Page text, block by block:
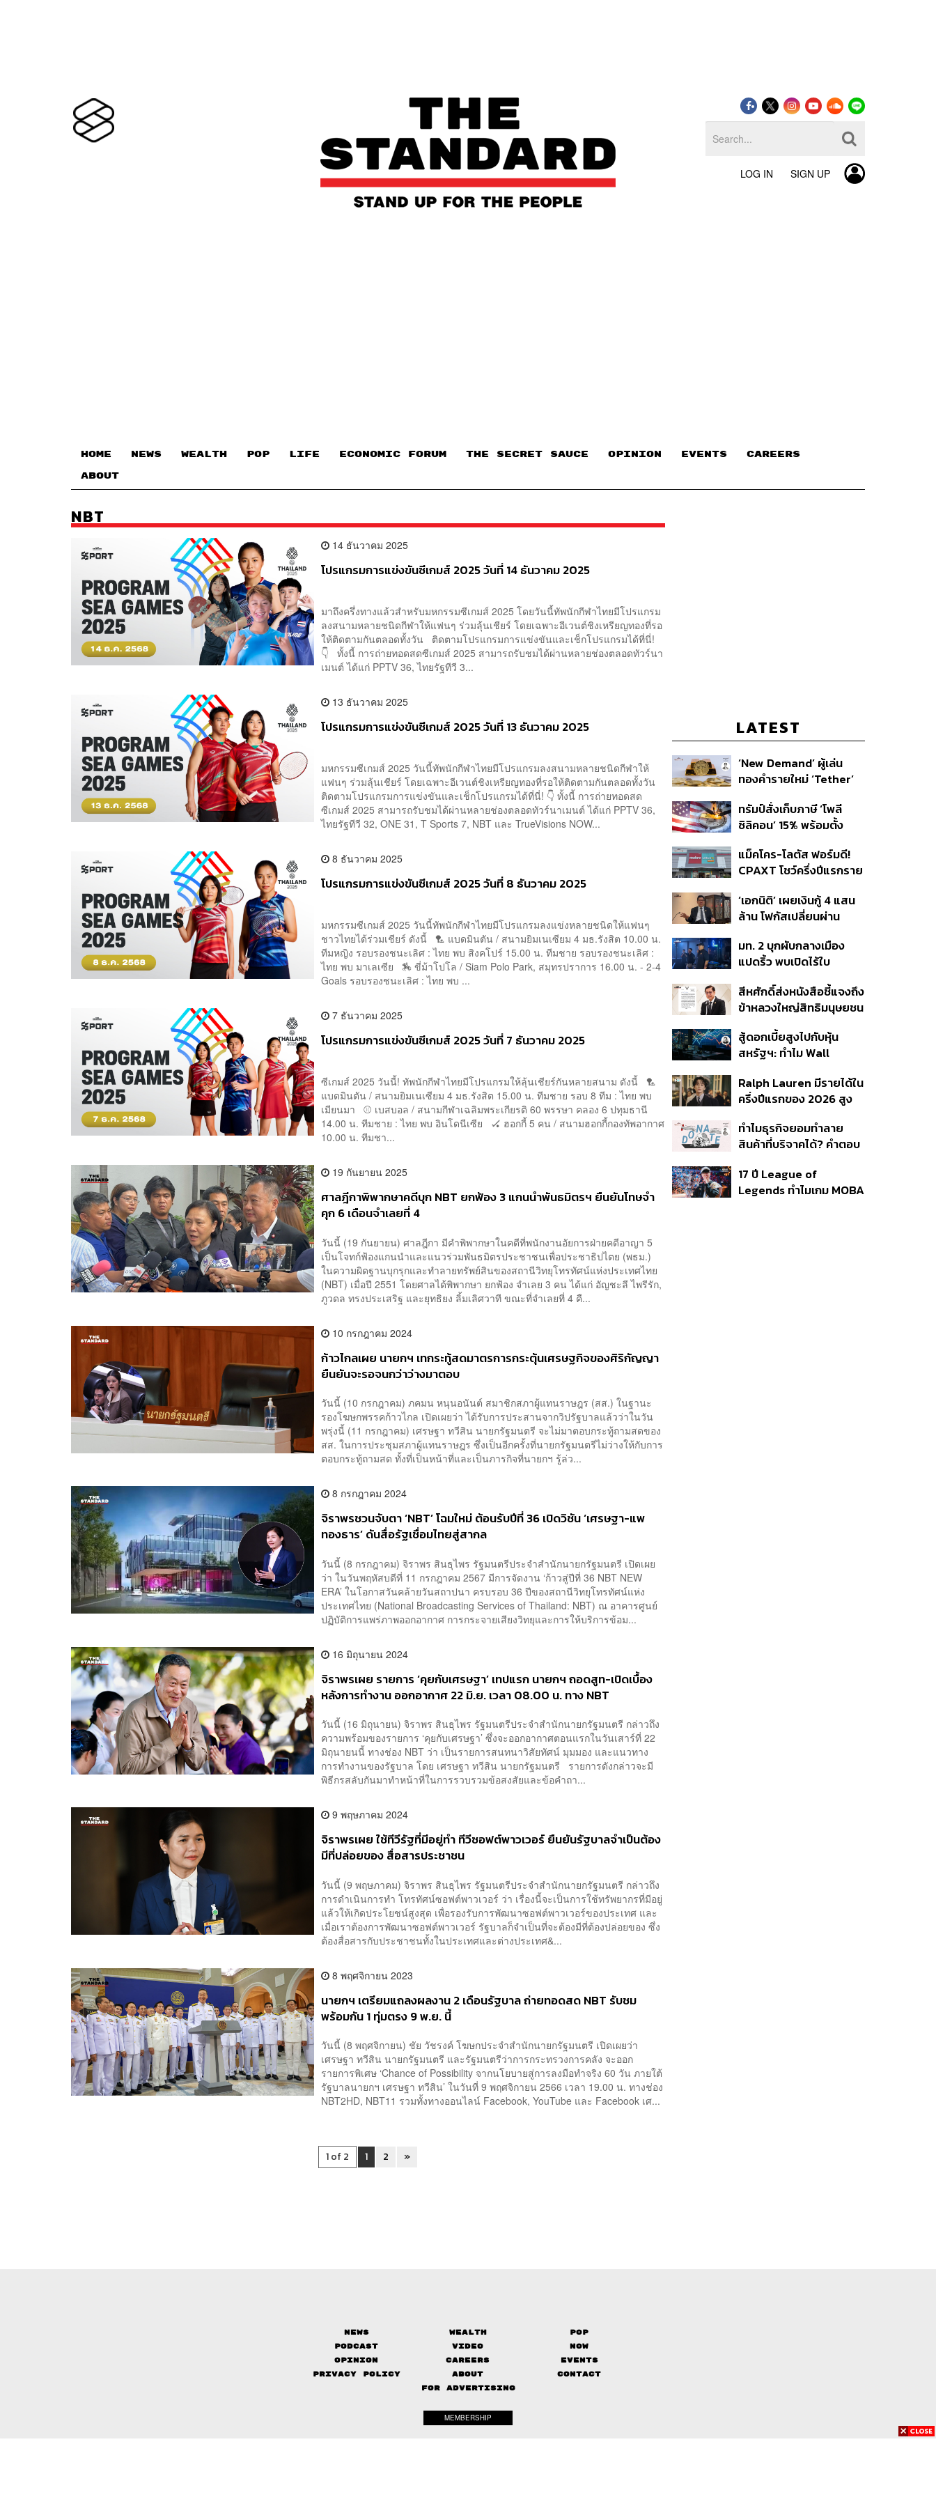
LOG IN SIGN UP
HOME NEWS WEALTH POP LIFE ECONOMIC FORUM THE SECRET SAUCE​ OPINION EVENTS CAREERS
ABOUT
NBT
14 ธันวาคม 2025
โปรแกรมการแข่งขันซีเกมส์ 2025 วันที่ 14 ธันวาคม 2025
มาถึงครึ่งทางแล้วสำหรับมหกรรมซีเกมส์ 2025 โดยวันนี้ทัพนักกีฬาไทยมีโปรแกรม
ลงสนามหลายชนิดกีฬาให้แฟนๆ ร่วมลุ้นเชียร์ โดยเฉพาะอีเวนต์ชิงเหรียญทองที่รอ
ให้ติดตามกันตลอดทั้งวัน ติดตามโปรแกรมการแข่งขันและเช็กโปรแกรมได้ที่นี่!
👇 ทั้งนี้ การถ่ายทอดสดซีเกมส์ 2025 สามารถรับชมได้ผ่านหลายช่องตลอดทัวร์นา
เมนต์ ได้แก่ PPTV 36, ไทยรัฐทีวี 3...
13 ธันวาคม 2025
โปรแกรมการแข่งขันซีเกมส์ 2025 วันที่ 13 ธันวาคม 2025
มหกรรมซีเกมส์ 2025 วันนี้ทัพนักกีฬาไทยมีโปรแกรมลงสนามหลายชนิดกีฬาให้
แฟนๆ ร่วมลุ้นเชียร์ โดยเฉพาะอีเวนต์ชิงเหรียญทองที่รอให้ติดตามกันตลอดทั้งวัน
ติดตามโปรแกรมการแข่งขันและเช็กโปรแกรมได้ที่นี่! 👇 ทั้งนี้ การถ่ายทอดสด
ซีเกมส์ 2025 สามารถรับชมได้ผ่านหลายช่องตลอดทัวร์นาเมนต์ ได้แก่ PPTV 36,
ไทยรัฐทีวี 32, ONE 31, T Sports 7, NBT และ TrueVisions NOW...
8 ธันวาคม 2025
โปรแกรมการแข่งขันซีเกมส์ 2025 วันที่ 8 ธันวาคม 2025
มหกรรมซีเกมส์ 2025 วันนี้ทัพนักกีฬาไทยมีโปรแกรมลงแข่งหลายชนิดให้แฟนๆ
ชาวไทยได้ร่วมเชียร์ ดังนี้ 🏸 แบดมินตัน / สนามยิมเนเซียม 4 มธ.รังสิต 10.00 น.
ทีมหญิง รอบรองชนะเลิศ : ไทย พบ สิงคโปร์ 15.00 น. ทีมชาย รอบรองชนะเลิศ :
ไทย พบ มาเลเซีย 🏇 ขี่ม้าโปโล / Siam Polo Park, สมุทรปราการ 16.00 น. - 2-4
Goals รอบรองชนะเลิศ : ไทย พบ ...
7 ธันวาคม 2025
โปรแกรมการแข่งขันซีเกมส์ 2025 วันที่ 7 ธันวาคม 2025
ซีเกมส์ 2025 วันนี้! ทัพนักกีฬาไทยมีโปรแกรมให้ลุ้นเชียร์กันหลายสนาม ดังนี้ 🏸
แบดมินตัน / สนามยิมเนเซียม 4 มธ.รังสิต 15.00 น. ทีมชาย รอบ 8 ทีม : ไทย พบ
เมียนมา ⚾ เบสบอล / สนามกีฬาเฉลิมพระเกียรติ 60 พรรษา คลอง 6 ปทุมธานี
14.00 น. ทีมชาย : ไทย พบ อินโดนีเซีย 🏑 ฮอกกี้ 5 คน / สนามฮอกกี้กองทัพอากาศ
10.00 น. ทีมชา...
19 กันยายน 2025
ศาลฎีกาพิพากษาคดีบุก NBT ยกฟ้อง 3 แกนนำพันธมิตรฯ ยืนยันโทษจำ
คุก 6 เดือนจำเลยที่ 4
วันนี้ (19 กันยายน) ศาลฎีกา มีคำพิพากษาในคดีที่พนักงานอัยการฝ่ายคดีอาญา 5
เป็นโจทก์ฟ้องแกนนำและแนวร่วมพันธมิตรประชาชนเพื่อประชาธิปไตย (พธม.)
ในความผิดฐานบุกรุกและทำลายทรัพย์สินของสถานีวิทยุโทรทัศน์แห่งประเทศไทย
(NBT) เมื่อปี 2551 โดยศาลได้พิพากษา ยกฟ้อง จำเลย 3 คน ได้แก่ อัญชะลี ไพรีรัก,
ภูวดล ทรงประเสริฐ และยุทธิยง ลิ้มเลิศวาที ขณะที่จำเลยที่ 4 คื...
10 กรกฎาคม 2024
ก้าวไกลเผย นายกฯ เทกระทู้สดมาตรการกระตุ้นเศรษฐกิจของศิริกัญญา
ยืนยันจะรอจนกว่าว่างมาตอบ
วันนี้ (10 กรกฎาคม) ภคมน หนุนอนันต์ สมาชิกสภาผู้แทนราษฎร (สส.) ในฐานะ
รองโฆษกพรรคก้าวไกล เปิดเผยว่า ได้รับการประสานจากวิปรัฐบาลแล้วว่าในวัน
พรุ่งนี้ (11 กรกฎาคม) เศรษฐา ทวีสิน นายกรัฐมนตรี จะไม่มาตอบกระทู้ถามสดของ
สส. ในการประชุมสภาผู้แทนราษฎร ซึ่งเป็นอีกครั้งที่นายกรัฐมนตรีไม่ว่างให้กับการ
ตอบกระทู้ถามสด ทั้งที่เป็นหน้าที่และเป็นภารกิจที่นายกฯ รู้ล่ว...
8 กรกฎาคม 2024
จิราพรชวนจับตา ‘NBT’ โฉมใหม่ ต้อนรับปีที่ 36 เปิดวิชัน ‘เศรษฐา-แพ
ทองธาร’ ดันสื่อรัฐเชื่อมไทยสู่สากล
วันนี้ (8 กรกฎาคม) จิราพร สินธุไพร รัฐมนตรีประจำสำนักนายกรัฐมนตรี เปิดเผย
ว่า ในวันพฤหัสบดีที่ 11 กรกฎาคม 2567 มีการจัดงาน ‘ก้าวสู่ปีที่ 36 NBT NEW
ERA’ ในโอกาสวันคล้ายวันสถาปนา ครบรอบ 36 ปีของสถานีวิทยุโทรทัศน์แห่ง
ประเทศไทย (National Broadcasting Services of Thailand: NBT) ณ อาคารศูนย์
ปฏิบัติการแพร่ภาพออกอากาศ การกระจายเสียงวิทยุและการให้บริการข้อม...
16 มิถุนายน 2024
จิราพรเผย รายการ ‘คุยกับเศรษฐา’ เทปแรก นายกฯ ถอดสูท-เปิดเบื้อง
หลังการทำงาน ออกอากาศ 22 มิ.ย. เวลา 08.00 น. ทาง NBT
วันนี้ (16 มิถุนายน) จิราพร สินธุไพร รัฐมนตรีประจำสำนักนายกรัฐมนตรี กล่าวถึง
ความพร้อมของรายการ ‘คุยกับเศรษฐา’ ซึ่งจะออกอากาศตอนแรกในวันเสาร์ที่ 22
มิถุนายนนี้ ทางช่อง NBT ว่า เป็นรายการสนทนาวิสัยทัศน์ มุมมอง และแนวทาง
การทำงานของรัฐบาล โดย เศรษฐา ทวีสิน นายกรัฐมนตรี รายการดังกล่าวจะมี
พิธีกรสลับกันมาทำหน้าที่ในการรวบรวมข้อสงสัยและข้อคำถา...
9 พฤษภาคม 2024
จิราพรเผย ใช้ทีวีรัฐที่มีอยู่ทำ ทีวีซอฟต์พาวเวอร์ ยืนยันรัฐบาลจำเป็นต้อง
มีที่ปล่อยของ สื่อสารประชาชน
วันนี้ (9 พฤษภาคม) จิราพร สินธุไพร รัฐมนตรีประจำสำนักนายกรัฐมนตรี กล่าวถึง
การดำเนินการทำ โทรทัศน์ซอฟต์พาวเวอร์ ว่า เรื่องนี้จะเป็นการใช้ทรัพยากรที่มีอยู่
แล้วให้เกิดประโยชน์สูงสุด เพื่อรองรับการพัฒนาซอฟต์พาวเวอร์ของประเทศ และ
เมื่อเราต้องการพัฒนาซอฟต์พาวเวอร์ รัฐบาลก็จำเป็นที่จะต้องมีที่ต้องปล่อยของ ซึ่ง
ต้องสื่อสารกับประชาชนทั้งในประเทศและต่างประเทศ&...
8 พฤศจิกายน 2023
นายกฯ เตรียมแถลงผลงาน 2 เดือนรัฐบาล ถ่ายทอดสด NBT รับชม
พร้อมกัน 1 ทุ่มตรง 9 พ.ย. นี้
วันนี้ (8 พฤศจิกายน) ชัย วัชรงค์ โฆษกประจำสำนักนายกรัฐมนตรี เปิดเผยว่า
เศรษฐา ทวีสิน นายกรัฐมนตรี และรัฐมนตรีว่าการกระทรวงการคลัง จะออก
รายการพิเศษ ‘Chance of Possibility จากนโยบายสู่การลงมือทำจริง 60 วัน ภายใต้
รัฐบาลนายกฯ เศรษฐา ทวีสิน’ ในวันที่ 9 พฤศจิกายน 2566 เวลา 19.00 น. ทางช่อง
NBT2HD, NBT11 รวมทั้งทางออนไลน์ Facebook, YouTube และ Facebook เศ...
1 of 2 1 2 »
LATEST
‘New Demand’ ผู้เล่น
ทองคำรายใหม่ ‘Tether’
ทรัมป์สั่งเก็บภาษี ‘โพลี
ซิลิคอน’ 15% พร้อมตั้ง
แม็คโคร-โลตัส ฟอร์มดี!
CPAXT โชว์ครึ่งปีแรกราย
ปรับโฉมสาขาใหม่ดันพื้นที่
เช่าโต
‘เอกนิติ’ เผยเงินกู้ 4 แสน
ล้าน โฟกัสเปลี่ยนผ่าน
พลัส’ เฟส 2 รอประเมิน
ความเหมาะสม
มท. 2 บุกผับกลางเมือง
แปดริ้ว พบเปิดไร้ใบ
ใช้บริการ ฉี่ม่วง 32 ราย
จ่อปิด 5 ปี
สีหศักดิ์ส่งหนังสือชี้แจงถึง
ข้าหลวงใหญ่สิทธิมนุษยชน
เคลื่อน-ไม่เป็นธรรม’
สู้ดอกเบี้ยสูงไปกับหุ้น
สหรัฐฯ: ทำไม Wall
คิด?
Ralph Lauren มีรายได้ใน
ครึ่งปีแรกของ 2026 สูง
ทำไมธุรกิจยอมทำลาย
สินค้าที่บริจาคได้? คำตอบ
อยู่ที่ระบบภาษี
17 ปี League of
Legends ทำไมเกม MOBA
News Wealth
Pop
Podcast
Video
Now
Opinion
Careers
Events
Privacy Policy
About
Contact
FOR ADVERTISING
MEMBERSHIP